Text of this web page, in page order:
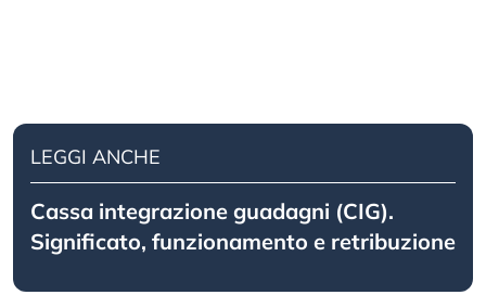
LEGGI ANCHE
Cassa integrazione guadagni (CIG).
Significato, funzionamento e retribuzione